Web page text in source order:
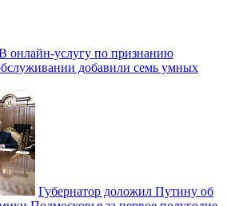
онлайн-услугу по признанию
добавили семь умных
Губернатор доложил Путину об